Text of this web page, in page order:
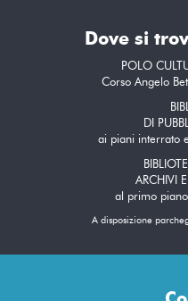
Dove si
POLO
Corso Angelo
DI
ai piani interrato
ARCHIVI
al primo
A disposizione